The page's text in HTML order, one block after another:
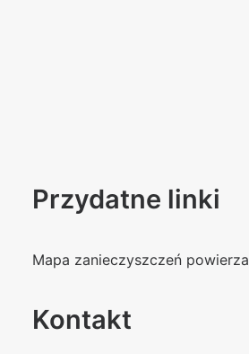
Przydatne linki
Mapa zanieczyszczeń powierza
Kontakt